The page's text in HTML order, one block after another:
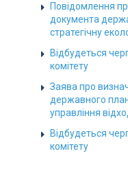
Повідомлення
документа
стратегічну
Відбудеться
комітету
Заява про
державного
управління
Відбудеться
комітету